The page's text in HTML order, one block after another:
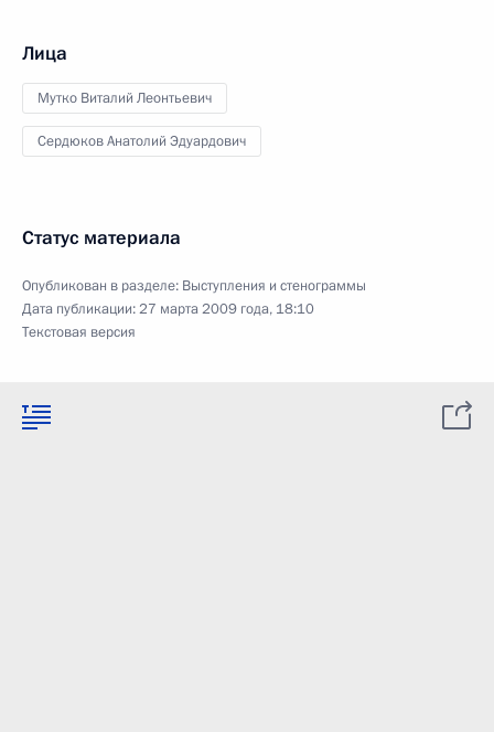
Лица
Мутко Виталий Леонтьевич
Сердюков Анатолий Эдуардович
Статус материала
Опубликован в разделе: Выступления и стенограммы
Дата публикации:27 марта 2009 года, 18:10
Текстовая версия